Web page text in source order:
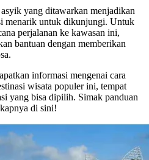
yang ditawarkan menjadikan
menarik untuk dikunjungi. Untuk
perjalanan ke kawasan ini,
bantuan dengan memberikan
informasi mengenai cara
wisata populer ini, tempat
yang bisa dipilih. Simak panduan
di sini!